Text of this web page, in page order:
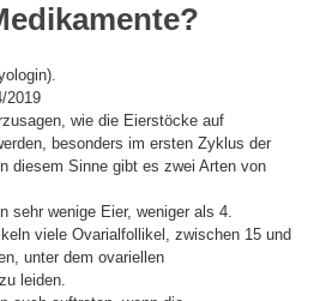
2019
wie die Eierstöcke auf
besonders im ersten Zyklus der
diesem Sinne gibt es zwei Arten von
sehr wenige Eier, weniger als 4.
viele Ovarialfollikel, zwischen 15 und
unter dem ovariellen
leiden.